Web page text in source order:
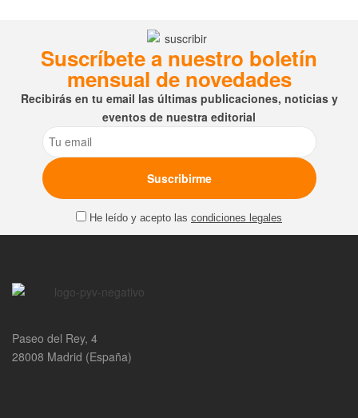
Suscríbete a nuestro boletín
mensual de novedades
Recibirás en tu email las últimas publicaciones, noticias y
eventos de nuestra editorial
Email
He leído y acepto las condiciones legales
Paseo del Rey, 4
28008 Madrid (España)